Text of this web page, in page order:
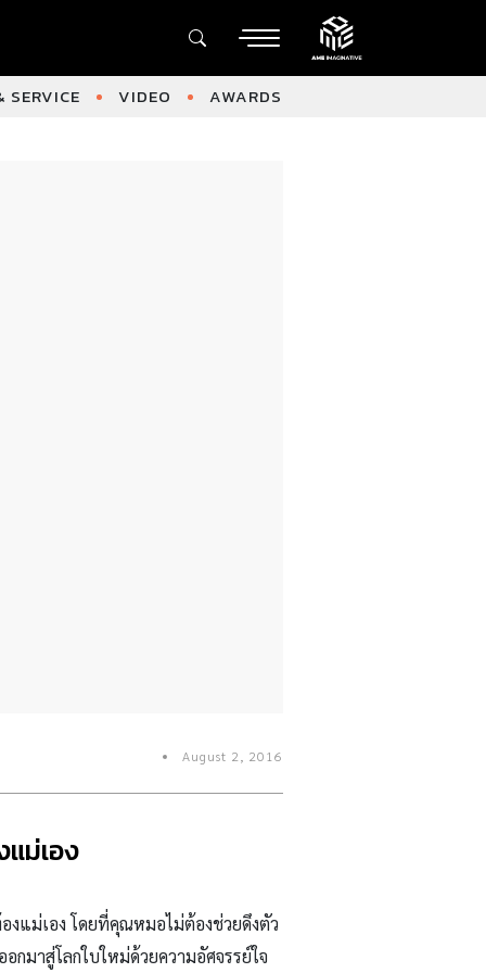
SERVICE VIDEO AWARDS
August 2, 2016
ม่เอง
งแม่เอง โดยที่คุณหมอไม่ต้องช่วยดึงตัว
มาสู่โลกใบใหม่ด้วยความอัศจรรย์ใจ